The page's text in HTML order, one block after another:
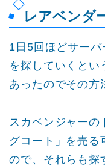
レアベンダ
1日5回ほどサー
を探していくとい
あったのでその方
スカベンジャーの
グコート」を売る
ので、それらも探